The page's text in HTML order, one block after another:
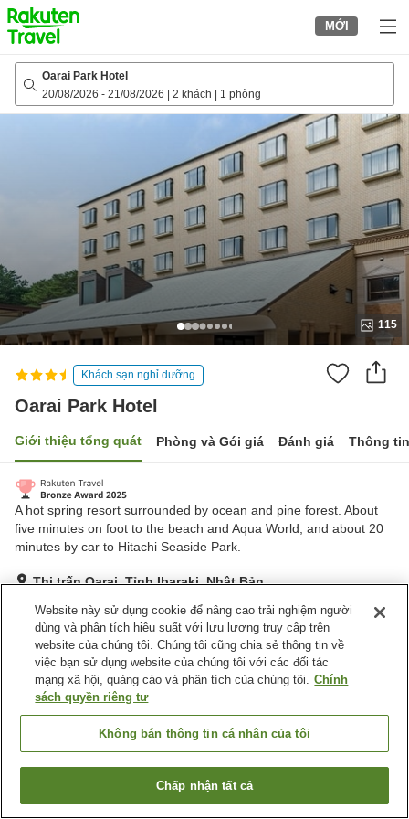
to
top
page
MỚI
Oarai Park Hotel
20/08/2026 - 21/08/2026 2 khách 1 phòng
115
Khách sạn nghỉ dưỡng
Oarai Park Hotel
Giới thiệu tổng quát Phòng và Gói giá Đánh giá Thông
A hot spring resort surrounded by ocean and pine forest. About
five minutes on foot to the beach and Aqua World, and about 20
minutes by car to Hitachi Seaside Park.
Thị trấn Oarai, Tỉnh Ibaraki, Nhật Bản
Rất tốt Đánh giá:1,930lượt
Tiện nghi chỗ nghỉ
Máy bán hàng tự động
Tìm phòng trống
Website này sử dụng cookie để nâng cao trải nghiệm người
dùng và phân tích hiệu suất với lưu lượng truy cập trên
website của chúng tôi. Chúng tôi cũng chia sẻ thông tin về
việc bạn sử dụng website của chúng tôi với các đối tác
mạng xã hội, quảng cáo và phân tích của chúng tôi. Chính
sách quyền riêng tư
Không bán thông tin cá nhân của tôi
Chấp nhận tất cả